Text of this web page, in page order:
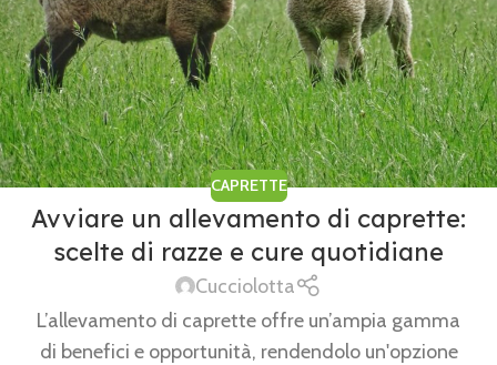
CAPRETTE
Avviare un allevamento di caprette:
scelte di razze e cure quotidiane
Cucciolotta
L’allevamento di caprette offre un’ampia gamma
di benefici e opportunità, rendendolo un'opzione